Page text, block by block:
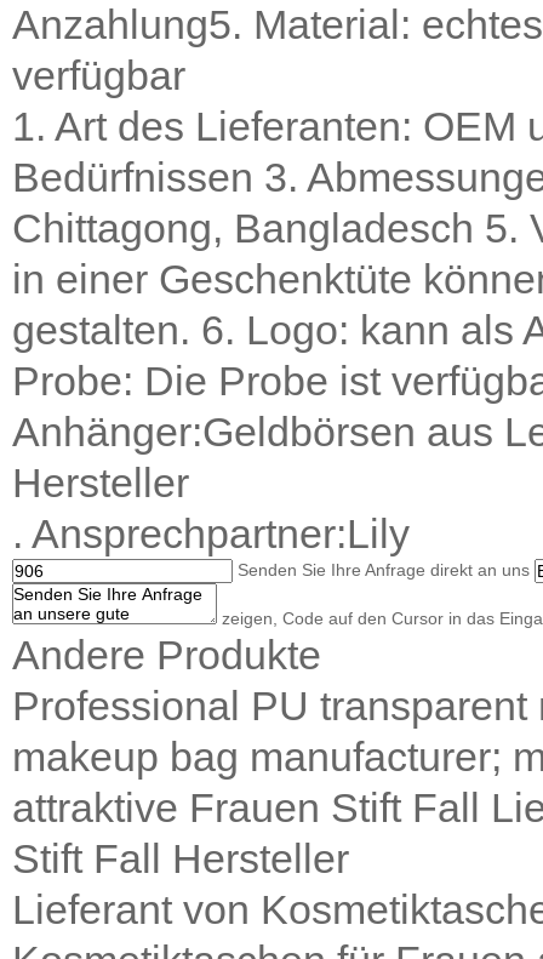
Anzahlung5. Material:
verfügbar
1. Art des Lieferanten: OEM
Bedürfnissen 3.
Chittagong, Bangladesch 5.
in einer Geschenktüte
gestalten. 6. Logo: kann als
Probe: Die Probe ist
Anhänger:Geldbörsen aus
Hersteller
. Ansprechpartner:Lily
Senden Sie Ihre Anfrage direkt an uns
zeigen, Code auf den Cursor in das
Andere Produkte
Professional PU
makeup bag manufacturer;
attraktive Frauen Stift Fall
Stift Fall Hersteller
Lieferant von